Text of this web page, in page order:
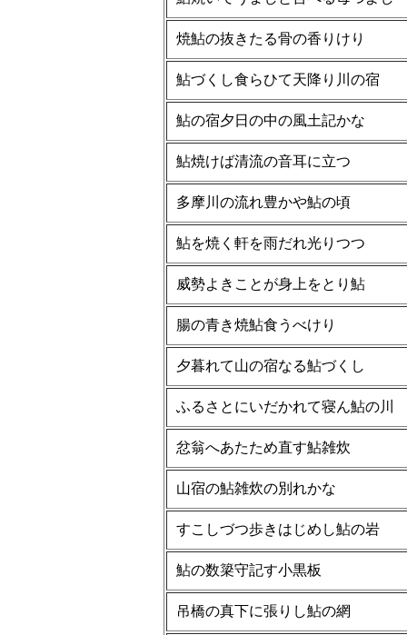
焼鮎の抜きたる骨の香りけり
鮎づくし食らひて天降り川の宿
鮎の宿夕日の中の風土記かな
鮎焼けば清流の音耳に立つ
多摩川の流れ豊かや鮎の頃
鮎を焼く軒を雨だれ光りつつ
威勢よきことが身上をとり鮎
腸の青き焼鮎食うべけり
夕暮れて山の宿なる鮎づくし
ふるさとにいだかれて寝ん鮎の川
忿翁へあたため直す鮎雑炊
山宿の鮎雑炊の別れかな
すこしづつ歩きはじめし鮎の岩
鮎の数簗守記す小黒板
吊橋の真下に張りし鮎の網